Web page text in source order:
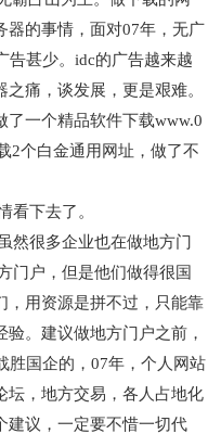
器的事情，面对07年，无广
告甚少。idc的广告越来越
痛，谈发展，更是艰难。
了一个精品软件下载www.0
2个白金通用网址，做了不
看下去了。
然很多企业也在做地方门
门户，但是他们做得很国
，用资源是拼不过，只能靠
。建议做地方门户之前，
胜国企的，07年，个人网站
坛，地方交易，各人占地化
建议，一定要不惜一切代